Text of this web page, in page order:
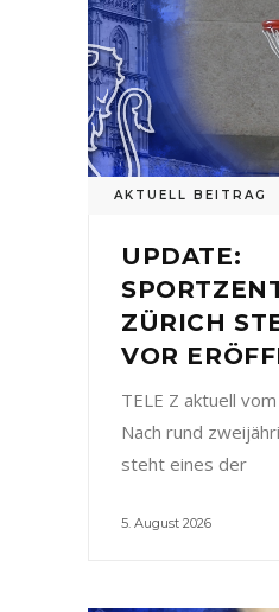
AKTUELL BEITRAG
UPDATE:
ZÜRICH
VOR
TELE Z aktuell
Nach rund
steht eines der
5. August 2026